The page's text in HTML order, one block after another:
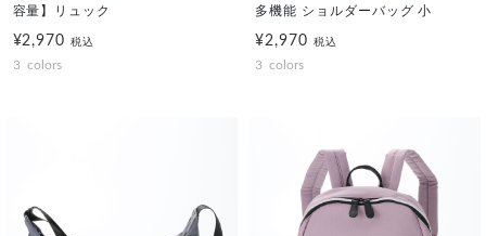
容量】リュック
¥2,970税込
3 colors
多機能 ショルダーバッグ 小
¥2,970 税込
3 colors